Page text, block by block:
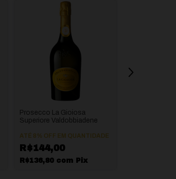
Prosecco La Gioiosa
Superiore Valdobbiadene
ATÉ 8% OFF EM QUANTIDADE
R$144,00
R$136,80 com Pix